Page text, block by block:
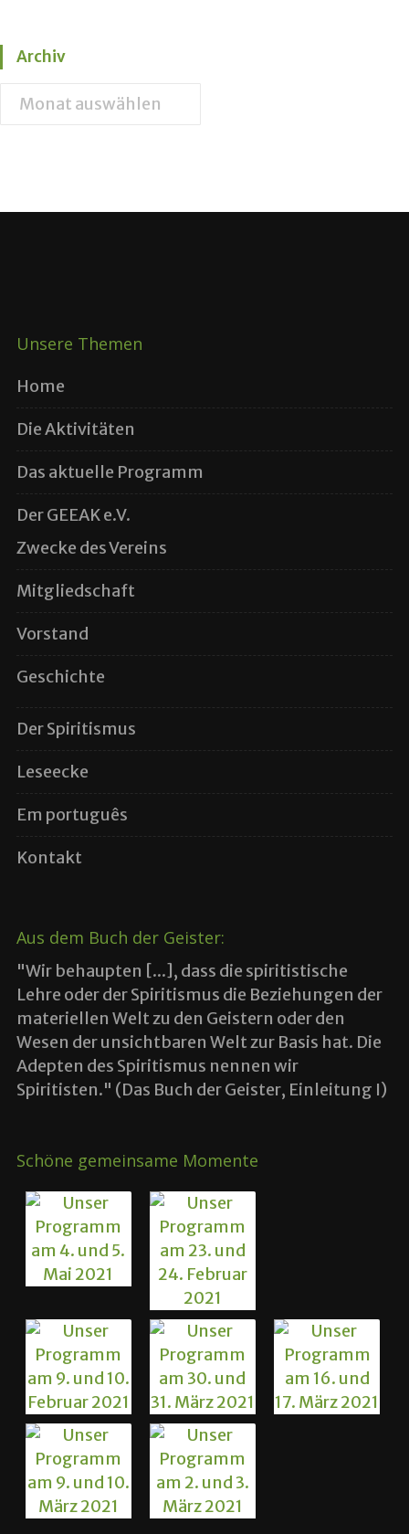
Archiv
Unsere Themen
Home
Die Aktivitäten
Das aktuelle Programm
Der GEEAK e.V.
Zwecke des Vereins
Mitgliedschaft
Vorstand
Geschichte
Der Spiritismus
Leseecke
Em português
Kontakt
Aus dem Buch der Geister:
"Wir behaupten [...], dass die spiritistische
Lehre oder der Spiritismus die Beziehungen der
materiellen Welt zu den Geistern oder den
Wesen der unsichtbaren Welt zur Basis hat. Die
Adepten des Spiritismus nennen wir
Spiritisten." (Das Buch der Geister, Einleitung I)
Schöne gemeinsame Momente